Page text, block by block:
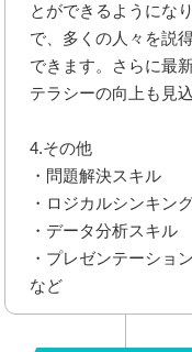
とができるようにな
で、多くの人々を説
できます。さらに最
テラシーの向上も見
4.その他
・問題解決スキル
・ロジカルシンキン
・データ分析スキル
・プレゼンテーショ
など